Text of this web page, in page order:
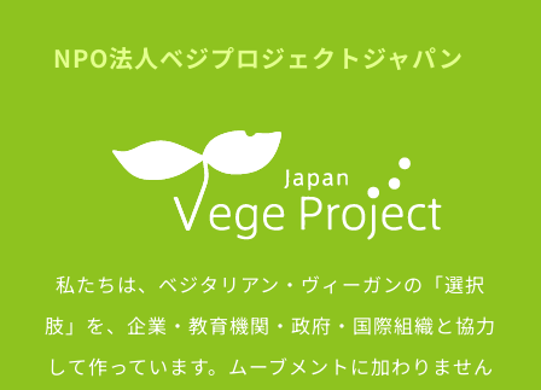
NPO法人ベジプロジェクトジャパン
私たちは、ベジタリアン・ヴィーガンの「選択
肢」を、企業・教育機関・政府・国際組織と協力
して作っています。ムーブメントに加わりません